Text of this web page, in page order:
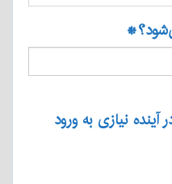
*
نیازی به ورود